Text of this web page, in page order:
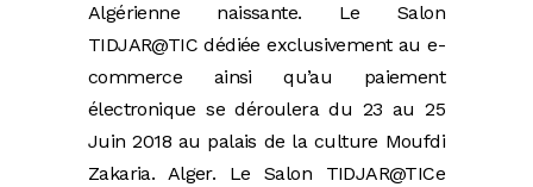
Algérienne naissante. Le Salon
TIDJAR@TIC dédiée exclusivement au e-
commerce ainsi qu’au paiement
électronique se déroulera du 23 au 25
Juin 2018 au palais de la culture Moufdi
Zakaria. Alger. Le Salon TIDJAR@TICe